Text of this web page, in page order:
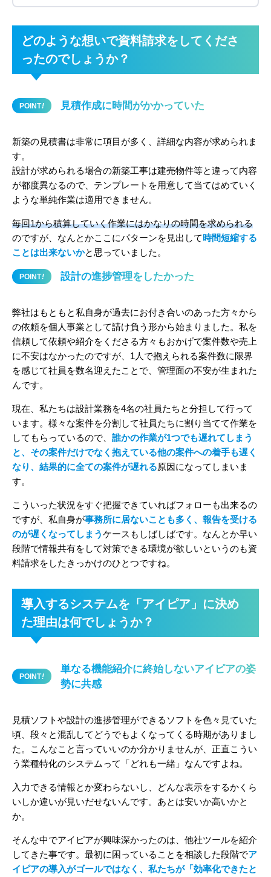
どのような想いで資料請求をしてくださ
ったのでしょうか？
POINT! 見積作成に時間がかかっていた
新築の見積書は非常に項目が多く、詳細な内容が求められま
す。
設計が求められる場合の新築工事は建売物件等と違って内容
が都度異なるので、テンプレートを用意して当てはめていく
ような単純作業は適用できません。
毎回1から積算していく作業にはかなりの時間を求められる
のですが、なんとかここにパターンを見出して時間短縮する
ことは出来ないかと思っていました。
POINT! 設計の進捗管理をしたかった
弊社はもともと私自身が過去にお付き合いのあった方々から
の依頼を個人事業として請け負う形から始まりました。私を
信頼して依頼や紹介をくださる方々もおかげで案件数や売上
に不安はなかったのですが、1人で抱えられる案件数に限界
を感じて社員を数名迎えたことで、管理面の不安が生まれた
んです。
現在、私たちは設計業務を4名の社員たちと分担して行って
います。様々な案件を分割して社員たちに割り当てて作業を
してもらっているので、 誰かの作業が1つでも遅れてしまう
と、その案件だけでなく抱えている他の案件への着手も遅く
なり、結果的に全ての案件が遅れる原因になってしまいま
す。
こういった状況をすぐ把握できていればフォローも出来るの
ですが、私自身が事務所に居ないことも多く、報告を受ける
のが遅くなってしまうケースもしばしばです。なんとか早い
段階で情報共有をして対策できる環境が欲しいというのも資
料請求をしたきっかけのひとつですね。
導入するシステムを「アイピア」に決め
た理由は何でしょうか？
POINT!
単なる機能紹介に終始しないアイピアの姿
勢に共感
見積ソフトや設計の進捗管理ができるソフトを色々見ていた
頃、段々と混乱してどうでもよくなってくる時期がありまし
た。こんなこと言っていいのか分かりませんが、正直こうい
う業種特化のシステムって「どれも一緒」なんですよね。
入力できる情報とか変わらないし、どんな表示をするかくら
いしか違いが見いだせないんです。あとは安いか高いかと
か。
そんな中でアイピアが興味深かったのは、他社ツールを紹介
してきた事です。最初に困っていることを相談した段階でア
イピアの導入がゴールではなく、私たちが「効率化できたと